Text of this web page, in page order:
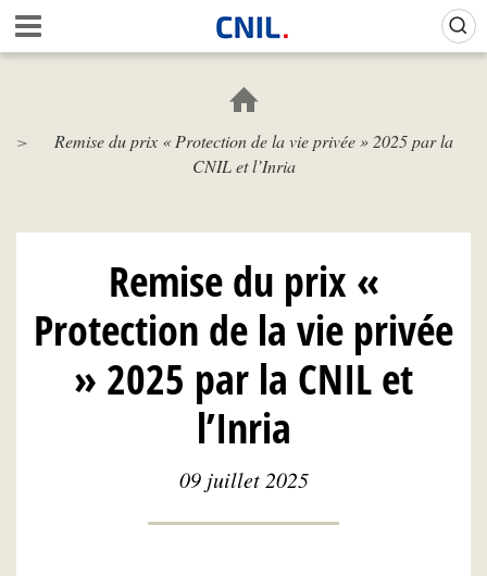
Aller
au
contenu
c
i
N
I
L
Remise du prix « Protection de la vie privée » 2025 par la
CNIL et l’Inria
Remise du prix «
Protection de la vie privée
» 2025 par la CNIL et
l’Inria
09 juillet 2025
Gestion de vos préférences sur les cookies (témoins de connexion)